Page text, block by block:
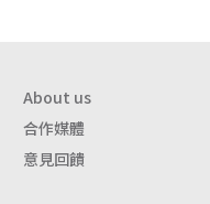
About us
合作媒體
意見回饋